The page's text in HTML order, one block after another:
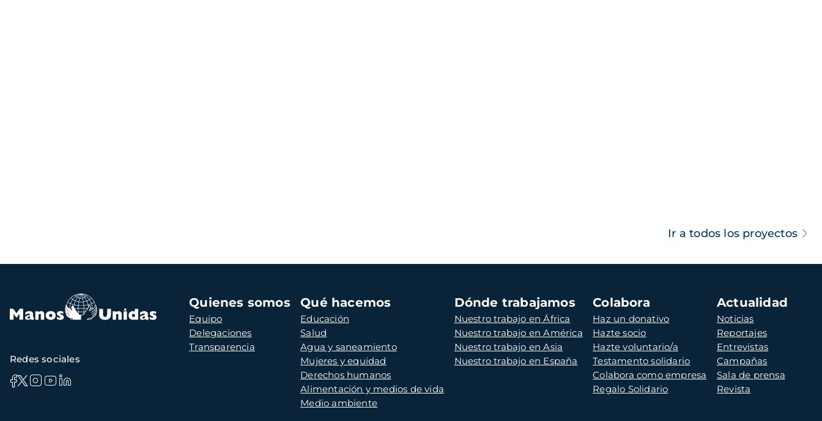
Ir a todos los proyectos
Navegación
principal
Quienes somos
Equipo
Delegaciones
Transparencia
Qué hacemos
Educación
Salud
Agua y saneamiento
Mujeres y equidad
Derechos humanos
Alimentación y medios de vida
Medio ambiente
Dónde trabajamos
Nuestro trabajo en África
Nuestro trabajo en América
Nuestro trabajo en Asia
Nuestro trabajo en España
Colabora
Haz un donativo
Hazte socio
Hazte voluntario/a
Testamento solidario
Colabora como empresa
Regalo Solidario
Actualidad
Noticias
Reportajes
Entrevistas
Campañas
Sala de prensa
Revista
Redes sociales